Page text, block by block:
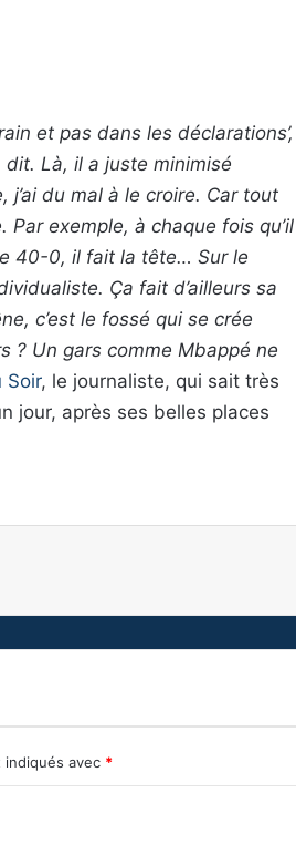
et pas dans les déclarations’,
dit. Là, il a juste minimisé
j’ai du mal à le croire. Car tout
Par exemple, à chaque fois qu’il
40-0, il fait la tête… Sur le
Ça fait d’ailleurs sa
c’est le fossé qui se crée
? Un gars comme Mbappé ne
Soir, le journaliste, qui sait très
jour, après ses belles places
indiqués avec *